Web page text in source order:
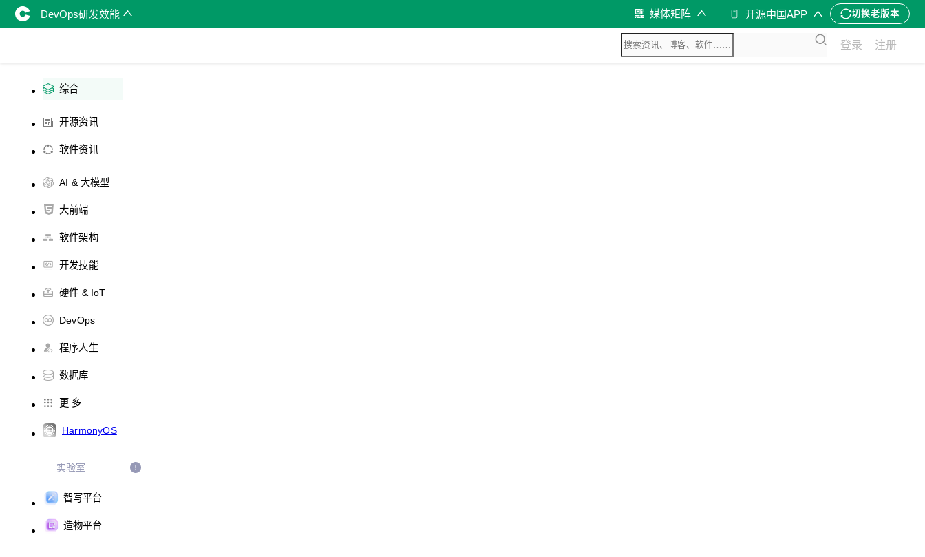
DevOps研发效能 媒体矩阵 开源中国APP 切换老版本
登录 注册
综合
开源资讯
软件资讯
AI & 大模型
大前端
软件架构
开发技能
硬件 & IoT
DevOps
程序人生
数据库
更 多
HarmonyOS
实验室
智写平台
造物平台